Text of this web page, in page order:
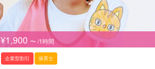
¥1,900 〜 /1時間
企業型割引 保育士